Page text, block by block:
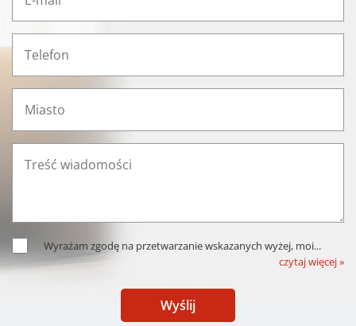
Wyrażam zgodę na przetwarzanie wskazanych wyżej, moi...
czytaj więcej »
Wyślij